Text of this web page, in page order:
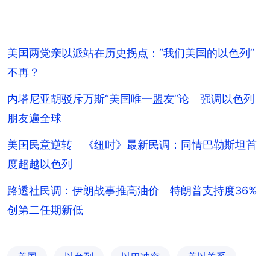
美国两党亲以派站在历史拐点：“我们美国的以色列”
不再？
内塔尼亚胡驳斥万斯“美国唯一盟友”论 强调以色列
朋友遍全球
美国民意逆转 《纽时》最新民调：同情巴勒斯坦首
度超越以色列
路透社民调：伊朗战事推高油价 特朗普支持度36%
创第二任期新低